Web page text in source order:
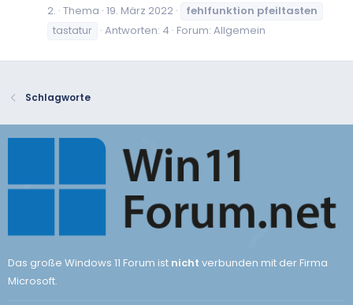
2. Thema 19. März 2022 fehlfunktion pfeiltasten
tastatur
Antworten: 4 Forum: Allgemein
Schlagworte
Das große Windows 11 Forum ist nicht verbunden mit der Firma
Microsoft.